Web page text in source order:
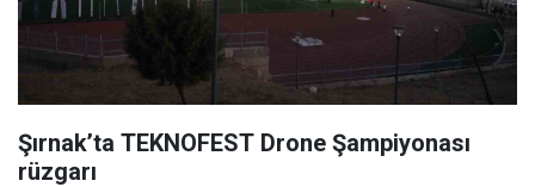
Şırnak’ta TEKNOFEST Drone Şampiyonası
rüzgarı